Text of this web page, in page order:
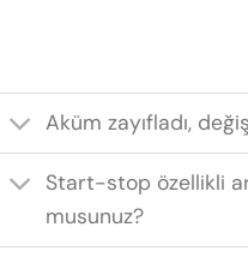
Aküm zayıfladı,
Start-stop özellikli
musunuz?